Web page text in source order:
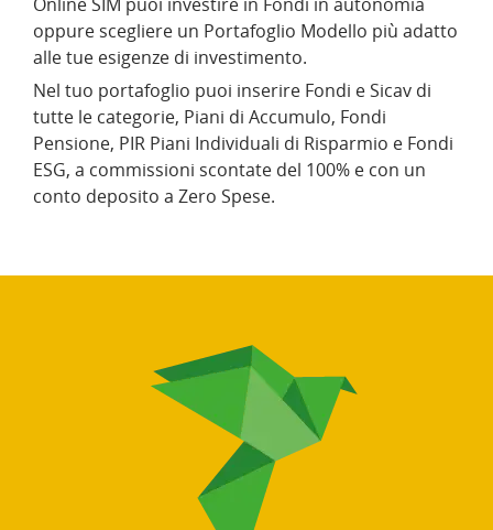
oppure scegliere un Portafoglio Modello più adatto
alle tue esigenze di investimento.
Nel tuo portafoglio puoi inserire Fondi e Sicav di
tutte le categorie, Piani di Accumulo, Fondi
Pensione, PIR Piani Individuali di Risparmio e Fondi
ESG, a commissioni scontate del 100% e con un
conto deposito a Zero Spese.